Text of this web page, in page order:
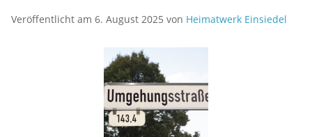
Veröffentlicht am 6. August 2025 von Heimatwerk Einsiedel